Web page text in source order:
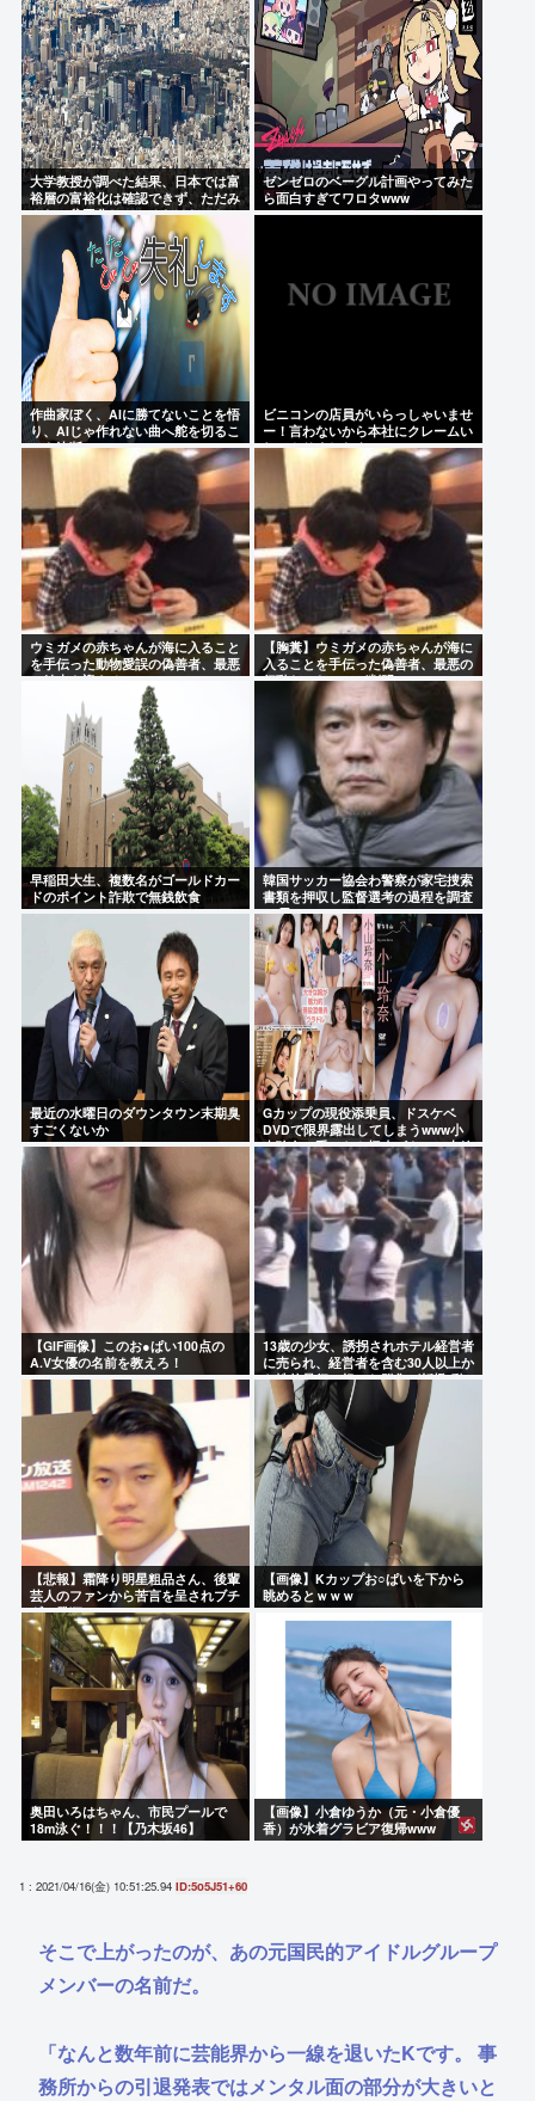
タバコ違法化、日本人の9割が賛成
檜山沙耶に代わる新しい弱者男性の姫が発見される
【プロレス】長州小力 西口DXプロレス8月大会でリ
ング復帰 対戦相手はクロちゃん 道交法違反の疑いも
不起訴に
Powered by livedoor 相互RSS
大学教授が調べた結果、日本では富
裕層の富裕化は確認できず、ただみ
んなで貧困化しているだけだった
ゼンゼロのベーグル計画やってみた
ら面白すぎてワロタwww
作曲家ぼく、AIに勝てないことを悟
り、AIじゃ作れない曲へ舵を切るこ
とを決断
ビニコンの店員がいらっしゃいませ
ー！言わないから本社にクレームい
れてやりましたよ！www
ウミガメの赤ちゃんが海に入ること
を手伝った動物愛誤の偽善者、最悪
の結末を迎える
【胸糞】ウミガメの赤ちゃんが海に
入ることを手伝った偽善者、最悪の
行動だったことが判明
早稲田大生、複数名がゴールドカー
ドのポイント詐欺で無銭飲食
韓国サッカー協会わ警察が家宅捜索
書類を押収し監督選考の過程を調査
<\`皿´>
最近の水曜日のダウンタウン末期臭
すごくないか
Gカップの現役添乗員、ドスケベ
DVDで限界露出してしまうwww小
山玲奈、手ぶらや極小ビキニで大放
出！！新作「聖なる山」の動画＆画
像まとめ！
【GIF画像】このお●ぱい100点の
A.V女優の名前を教えろ！
13歳の少女、誘拐されホテル経営者
に売られ、経営者を含む30人以上か
ら性的暴行。怒った群集が折檻(動
画有)。ホテルはブルドーザーで撤
去
【悲報】霜降り明星粗品さん、後輩
芸人のファンから苦言を呈されブチ
ギレ発狂…
【画像】Kカップお○ぱいを下から
眺めるとｗｗｗ
奥田いろはちゃん、市民プールで
18m泳ぐ！！！【乃木坂46】
【画像】小倉ゆうか（元・小倉優
香）が水着グラビア復帰www
1 : 2021/04/16(金) 10:51:25.94 ID:5o5J51+60
そこで上がったのが、あの元国民的アイドルグループ
メンバーの名前だ。
「なんと数年前に芸能界から一線を退いたKです。 事
務所からの引退発表ではメンタル面の部分が大きいと